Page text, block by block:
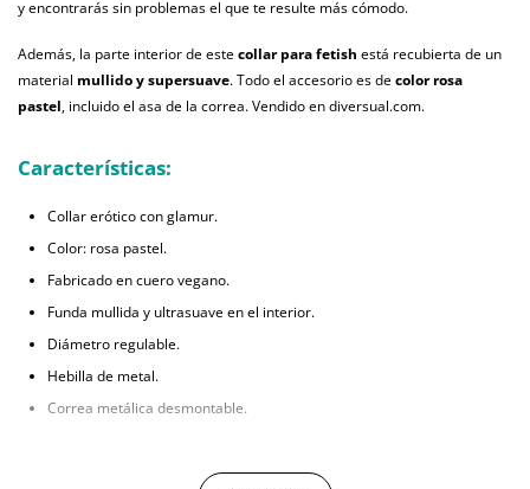
y encontrarás sin problemas el que te resulte más cómodo.
Además, la parte interior de estecollar para fetish está recubierta de un
material mullido y supersuave. Todo el accesorio es decolor rosa
pastel, incluido el asa de la correa. Vendido en diversual.com.
Características:
Collar erótico con glamur.
Color: rosa pastel.
Fabricado en cuero vegano.
Funda mullida y ultrasuave en el interior.
Diámetro regulable.
Hebilla de metal.
Correa metálica desmontable.